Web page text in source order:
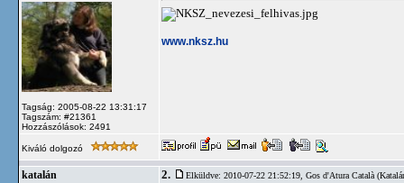
Tagság: 2005-08-22 13:31:17
Tagszám: #21361
Hozzászólások: 2491
www.nksz.hu
Kiváló dolgozó
katalán 2. Elküldve: 2010-07-22 21:52:19, Gos d'Atura Català